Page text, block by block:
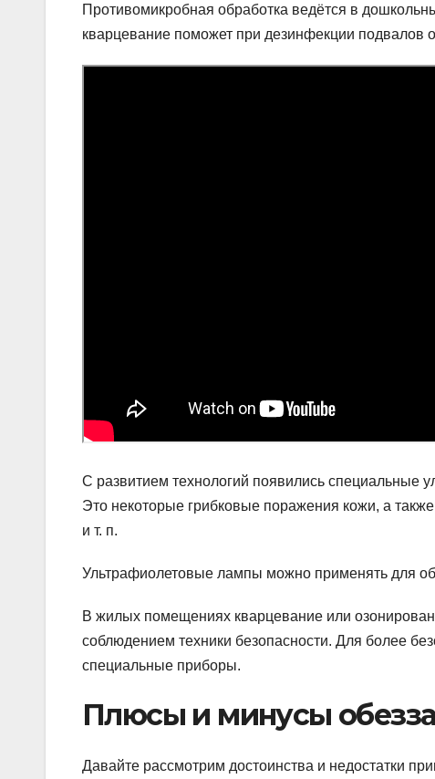
Противомикробная обработка ведётся в
кварцевание поможет при дезинфекции подвалов
С развитием технологий появились специальные
Это некоторые грибковые поражения кожи, а
и т. п.
Ультрафиолетовые лампы можно применять для
В жилых помещениях кварцевание или
соблюдением техники безопасности. Для более
специальные приборы.
Плюсы и минусы
Давайте рассмотрим достоинства и недостатки